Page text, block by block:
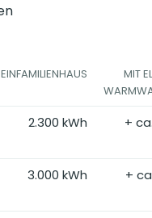
EINFAMILIENHAUS
MIT
2.300 kWh +
3.000 kWh +